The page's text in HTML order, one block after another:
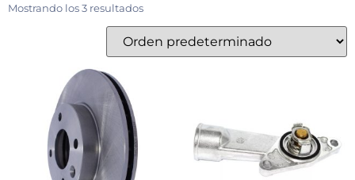
Mostrando los 3 resultados